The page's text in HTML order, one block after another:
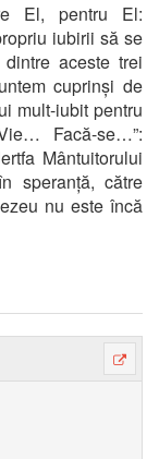
El, pentru El:
iubirii să se
aceste trei
cuprinși de
mult-iubit pentru
Facă-se…”:
Mântuitorului
speranță, către
nu este încă